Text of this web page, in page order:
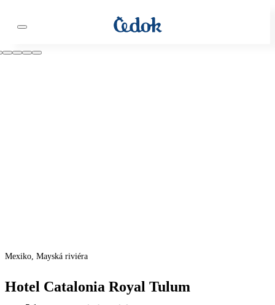
Mexiko, Mayská riviéra
Hotel Catalonia Royal Tulum